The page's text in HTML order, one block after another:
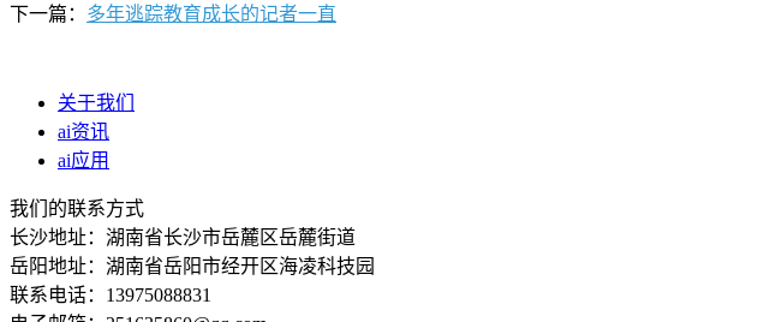
下一篇： 多年逃踪教育成长的记者一直
关于我们
ai资讯
ai应用
我们的联系方式
长沙地址：湖南省长沙市岳麓区岳麓街道
岳阳地址：湖南省岳阳市经开区海凌科技园
联系电话：13975088831